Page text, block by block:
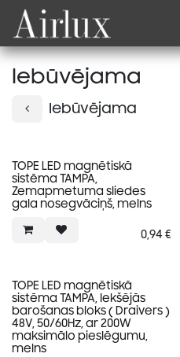
Skip to Content
Iebūvējama
Iebūvējama
TOPE LED magnētiskā
sistēma TAMPA,
Zemapmetuma sliedes
gala nosegvāciņš, melns
0,94 €
TOPE LED magnētiskā
sistēma TAMPA, Iekšējās
barošanas bloks ( Draivers )
48V, 50/60Hz, ar 200W
maksimālo pieslēgumu,
melns